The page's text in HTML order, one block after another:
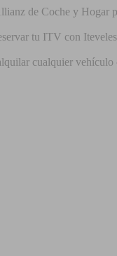
de Coche y Hogar
tu ITV con
cualquier